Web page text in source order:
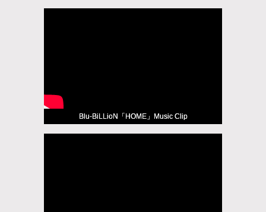
Blu-BiLLioN「HOME」Music Clip